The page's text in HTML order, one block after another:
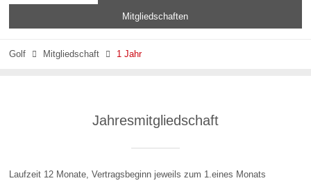
Mitgliedschaften
Golf  Mitgliedschaft  1 Jahr
Jahresmitgliedschaft
Laufzeit 12 Monate, Vertragsbeginn jeweils zum 1.eines Monats